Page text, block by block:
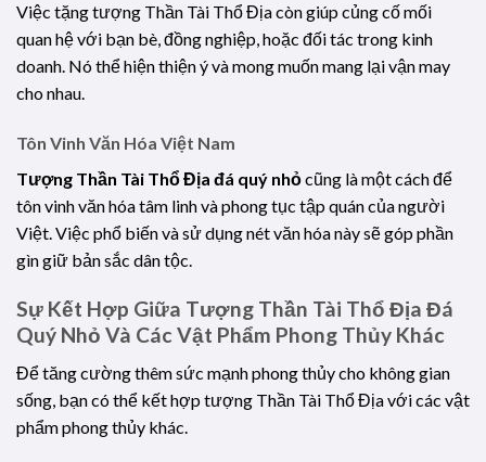
Việc tặng tượng Thần Tài Thổ Địa còn giúp củng cố mối
quan hệ với bạn bè, đồng nghiệp, hoặc đối tác trong kinh
doanh. Nó thể hiện thiện ý và mong muốn mang lại vận may
cho nhau.
Tôn Vinh Văn Hóa Việt Nam
Tượng Thần Tài Thổ Địa đá quý nhỏcũng là một cách để
tôn vinh văn hóa tâm linh và phong tục tập quán của người
Việt. Việc phổ biến và sử dụng nét văn hóa này sẽ góp phần
gìn giữ bản sắc dân tộc.
Sự Kết Hợp Giữa Tượng Thần Tài Thổ Địa Đá
Quý Nhỏ Và Các Vật Phẩm Phong Thủy Khác
Để tăng cường thêm sức mạnh phong thủy cho không gian
sống, bạn có thể kết hợp tượng Thần Tài Thổ Địa với các vật
phẩm phong thủy khác.